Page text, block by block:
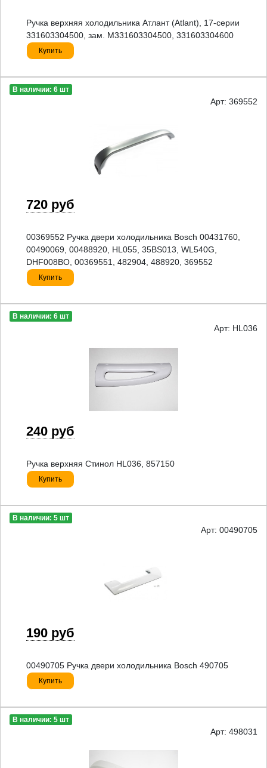
Ручка верхняя холодильника Атлант (Atlant), 17-серии
331603304500, зам. M331603304500, 331603304600
Купить
В наличии: 6 шт
Арт: 369552
720 руб
00369552 Ручка двери холодильника Bosch 00431760,
00490069, 00488920, HL055, 35BS013, WL540G,
DHF008BO, 00369551, 482904, 488920, 369552
Купить
В наличии: 6 шт
Арт: HL036
240 руб
Ручка верхняя Стинол HL036, 857150
Купить
В наличии: 5 шт
Арт: 00490705
190 руб
00490705 Ручка двери холодильника Bosch 490705
Купить
В наличии: 5 шт
Арт: 498031